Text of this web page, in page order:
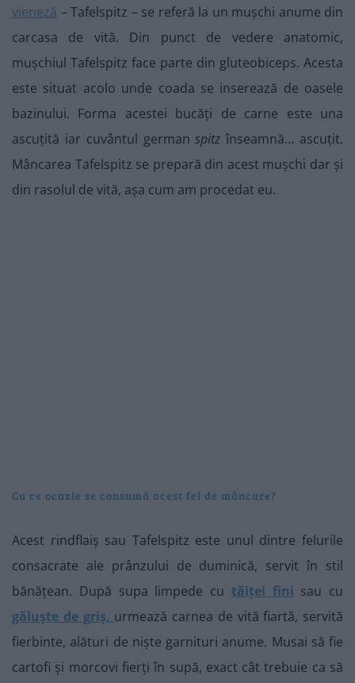
vieneză – Tafelspitz – se referă la un mușchi anume din
carcasa de vită. Din punct de vedere anatomic,
mușchiul Tafelspitz face parte din gluteobiceps. Acesta
este situat acolo unde coada se inserează de oasele
bazinului. Forma acestei bucăți de carne este una
ascuțită iar cuvântul germanspitzînseamnă… ascuțit.
Mâncarea Tafelspitz se prepară din acest mușchi dar și
din rasolul de vită, așa cum am procedat eu.
Cu ce ocazie se consumă acest fel de mâncare?
Acest rindflaiș sau Tafelspitz este unul dintre felurile
consacrate ale prânzului de duminică, servit în stil
bănățean. După supa limpede cu tăiței fini sau cu
găluște de griș, urmează carnea de vită fiartă, servită
fierbinte, alături de niște garnituri anume. Musai să fie
cartofi și morcovi fierți în supă, exact cât trebuie ca să